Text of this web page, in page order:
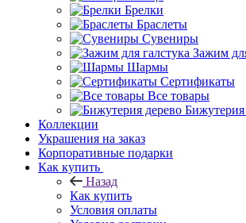
Брелки
Браслеты
Сувениры
Зажим
Шармы
Сертификаты
Все товары
Бижутерия
Коллекции
Украшения на заказ
Корпоративные подарки
Как купить
Назад
Как купить
Условия оплаты